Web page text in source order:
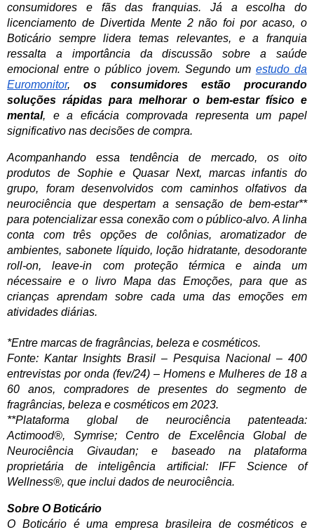
consumidores e fãs das franquias. Já a escolha do
licenciamento de Divertida Mente 2 não foi por acaso, o
Boticário sempre lidera temas relevantes, e a franquia
ressalta a importância da discussão sobre a saúde
emocional entre o público jovem. Segundo um estudo da
Euromonitor,os
consumidores estão procurando
soluções rápidas para melhorar o bem-estar físico e
mental,
e a eficácia comprovada representa um papel
significativo nas decisões de compra.
Acompanhando essa tendência de mercado, os oito
produtos de Sophie e Quasar Next, marcas infantis do
grupo, foram desenvolvidos com caminhos olfativos da
neurociência que despertam a sensação de bem-estar**
para potencializar essa conexão com o público-alvo. A linha
conta com três opções de colônias, aromatizador de
ambientes, sabonete líquido, loção hidratante, desodorante
roll-on, leave-in com proteção térmica e ainda um
nécessaire e o livro Mapa das Emoções, para que as
crianças aprendam sobre cada uma das emoções em
atividades diárias.
*Entre marcas de fragrâncias, beleza e cosméticos.
Fonte: Kantar Insights Brasil – Pesquisa Nacional – 400
entrevistas por onda (fev/24) – Homens e Mulheres de 18 a
60 anos, compradores de presentes do segmento de
fragrâncias, beleza e cosméticos em 2023.
**Plataforma global de neurociência patenteada:
Actimood®, Symrise; Centro de Excelência Global de
Neurociência Givaudan; e baseado na plataforma
proprietária de inteligência artificial: IFF Science of
Wellness®, que inclui dados de neurociência.
Sobre O Boticário
O Boticário é uma empresa brasileira de cosméticos e